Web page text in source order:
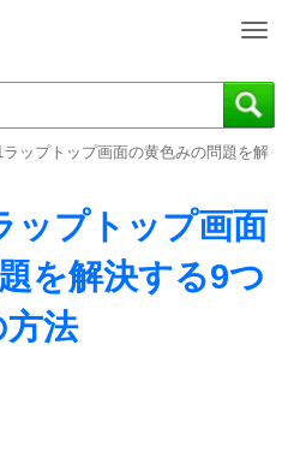
T
g
g
e
a
v
i
ラップトップ画面の黄色みの問題を解
ップトップ画面
を解決する9つ
方法